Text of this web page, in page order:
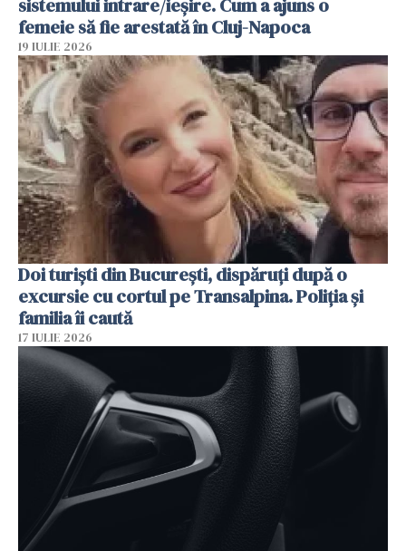
sistemului intrare/ieșire. Cum a ajuns o
femeie să fie arestată în Cluj-Napoca
19 IULIE 2026
Doi turiști din București, dispăruți după o
excursie cu cortul pe Transalpina. Poliția și
familia îi caută
17 IULIE 2026